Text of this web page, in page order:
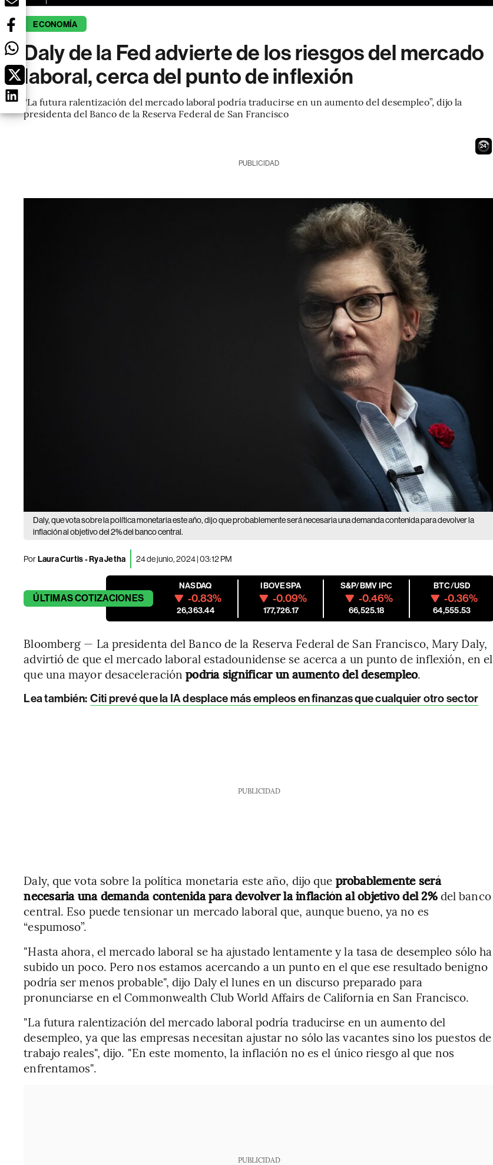
ECONOMÍA
Daly de la Fed advierte de los riesgos del mercado
laboral, cerca del punto de inflexión
“La futura ralentización del mercado laboral podría traducirse en un aumento del desempleo”, dijo la
presidenta del Banco de la Reserva Federal de San Francisco
23
PUBLICIDAD
Daly, que vota sobre la política monetaria este año, dijo que probablemente será necesaria una demanda contenida para devolver la
inflación al objetivo del 2% del banco central.
PorLaura Curtis - Rya Jetha 24 de junio, 2024 | 03:12 PM
ÚLTIMASCOTIZACIONES
NASDAQ
-0.83%
26,363.44
IBOVESPA
-0.09%
177,726.17
S&P/BMV IPC
-0.46%
66,525.18
BTC/USD
-0.36%
64,555.53
Bloomberg — La presidenta del Banco de la Reserva Federal de San Francisco, Mary Daly,
advirtió de que el mercado laboral estadounidense se acerca a un punto de inflexión, en el
que una mayor desaceleraciónpodría significar un aumento del desempleo.
Lea también: Citi prevé que la IA desplace más empleos en finanzas que cualquier otro sector
PUBLICIDAD
Daly, que vota sobre la política monetaria este año, dijo que probablemente será
necesaria una demanda contenida para devolver la inflación al objetivo del 2%del banco
central. Eso puede tensionar un mercado laboral que, aunque bueno, ya no es
“espumoso”.
"Hasta ahora, el mercado laboral se ha ajustado lentamente y la tasa de desempleo sólo ha
subido un poco. Pero nos estamos acercando a un punto en el que ese resultado benigno
podría ser menos probable", dijo Daly el lunes en un discurso preparado para
pronunciarse en el Commonwealth Club World Affairs de California en San Francisco.
"La futura ralentización del mercado laboral podría traducirse en un aumento del
desempleo, ya que las empresas necesitan ajustar no sólo las vacantes sino los puestos de
trabajo reales", dijo. "En este momento, la inflación no es el único riesgo al que nos
enfrentamos".
PUBLICIDAD